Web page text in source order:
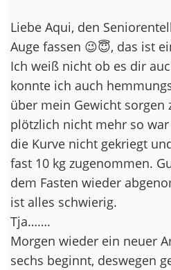
Liebe Aqui, den
Auge fassen 😉😇, das ist
Ich weiß nicht ob es dir
konnte ich auch
über mein Gewicht sorgen
plötzlich nicht mehr so
die Kurve nicht gekriegt
fast 10 kg zugenommen.
dem Fasten wieder
ist alles schwierig.
Tja…….
Morgen wieder ein neuer
sechs beginnt, deswegen